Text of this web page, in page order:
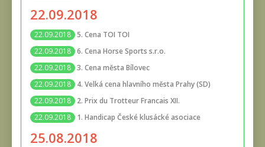
22.09.2018
22.09.2018 5. Cena TOI TOI
22.09.2018 6. Cena Horse Sports s.r.o.
22.09.2018 3. Cena města Bílovec
22.09.2018
4. Velká cena hlavního města Prahy (SD)
22.09.2018
2. Prix du Trotteur Francais XII.
22.09.2018
1. Handicap České klusácké asociace
25.08.2018